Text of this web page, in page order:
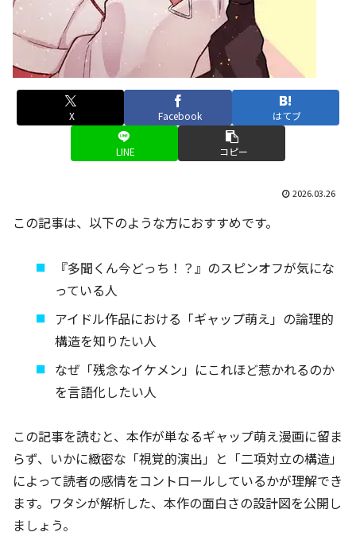
X Facebook はてブ
LINE コピー
2026.03.26
この記事は、以下のような方におすすめです。
『多聞くん今どっち！？』のスピンオフが気にな
っている人
アイドル作品における「ギャップ萌え」の論理的
構造を知りたい人
なぜ「残念なイケメン」にこれほど惹かれるのか
を言語化したい人
この記事を読むと、本作が単なるギャップ萌え漫画に留ま
らず、いかに緻密な「視覚的演出」と「二項対立の構造」
によって読者の感情をコントロールしているかが理解でき
ます。ワタシが解析した、本作の面白さの設計図を公開し
ましょう。